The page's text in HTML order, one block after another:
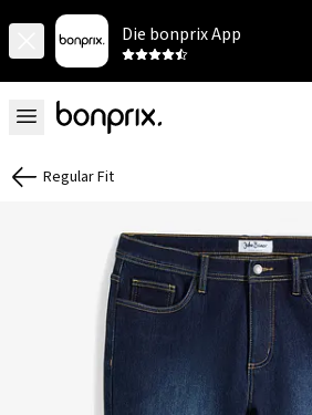
Die bonprix App
Regular Fit